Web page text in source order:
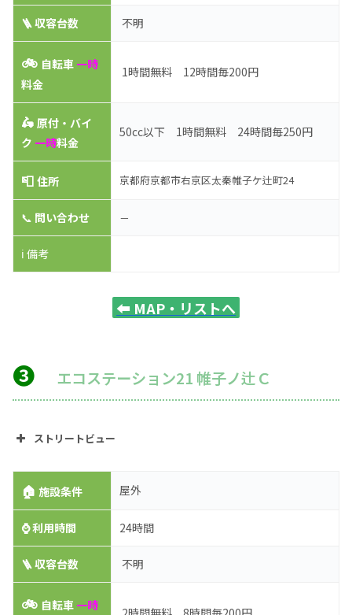
🪜 収容台数 不明
🚲 自転車 一時
料金
1時間無料 12時間毎200円
🛵原付・バイ
ク 一時料金
50cc以下 1時間無料 24時間毎250円
📮住所 京都府京都市右京区太秦帷子ケ辻町24
📞 問い合わせ －
ℹ️ 備考
⬅️ MAP・リストへ
❸ エコステーション21 帷子ノ辻Ｃ
ストリートビュー
🏠施設条件 屋外
⌚利用時間 24時間
🪜 収容台数 不明
🚲 自転車 一時